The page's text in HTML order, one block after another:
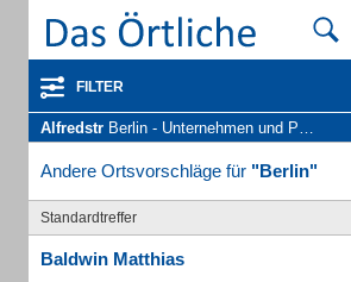
FILTER
Alfredstr Berlin - Unternehmen und Personen
Andere Ortsvorschläge für "Berlin"
Standardtreffer
Baldwin Matthias